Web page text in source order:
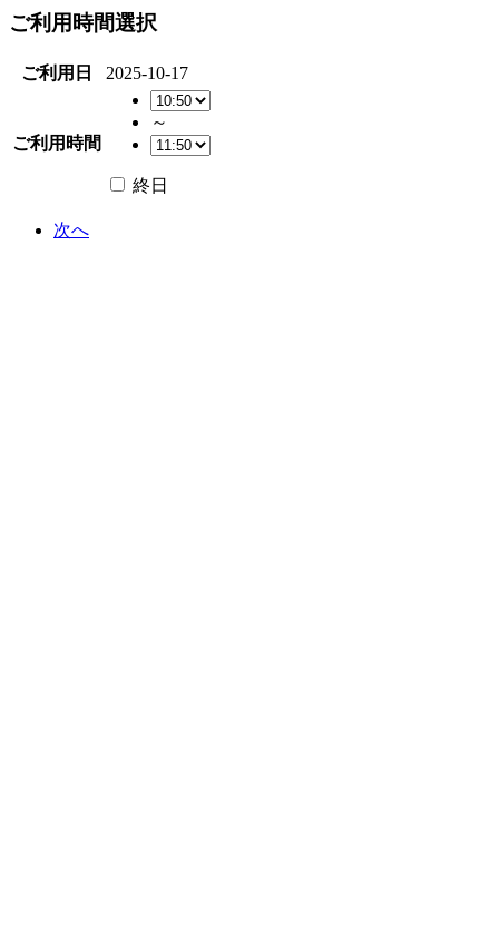
ご利用時間選択
ご利用日 2025-10-17
ご利用時間
～
終日
次へ